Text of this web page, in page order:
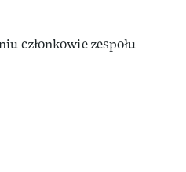
członkowie zespołu